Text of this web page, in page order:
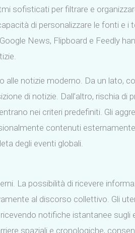
sofisticati per filtrare e
di personalizzare le fonti e i
News, Flipboard e Feedly
notizie moderno. Da un lato,
di notizie. Dall’altro, rischia di
nei criteri predefiniti. Gli
contenuti
degli eventi globali.
La possibilità di ricevere
al discorso collettivo. Gli
notifiche istantanee sugli
spaziali e cronologiche,